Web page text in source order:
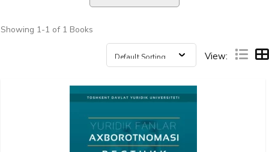
Showing 1-1 of 1 Books
View: